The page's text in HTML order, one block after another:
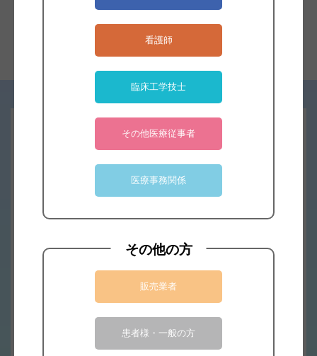
看護師
臨床工学技士
その他医療従事者
医療事務関係
その他の方
販売業者
患者様・一般の方
デモ・サンプルのご依頼はこちら
デモ・サンプル依頼へ
お見積りのご依頼はこちら
見積依頼へ